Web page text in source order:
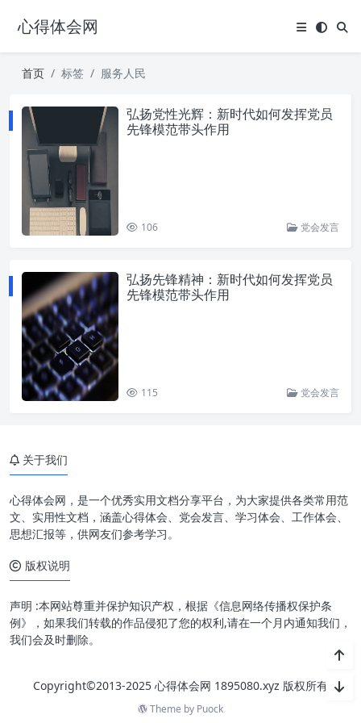
心得体会网
首页 标签 服务人民
弘扬党性光辉：新时代如何发挥党员
先锋模范带头作用
106 党会发言
弘扬先锋精神：新时代如何发挥党员
先锋模范带头作用
115 党会发言
关于我们
心得体会网，是一个优秀实用文档分享平台，为大家提供各类常用范
文、实用性文档，涵盖心得体会、党会发言、学习体会、工作体会、
思想汇报等，供网友们参考学习。
版权说明
声明 :本网站尊重并保护知识产权，根据《信息网络传播权保护条
例》，如果我们转载的作品侵犯了您的权利,请在一个月内通知我们，
我们会及时删除。
Copyright©2013-2025 心得体会网 1895080.xyz 版权所有
Theme by Puock